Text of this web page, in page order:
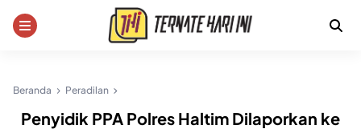
Beranda Peradilan
Penyidik PPA Polres Haltim Dilaporkan ke